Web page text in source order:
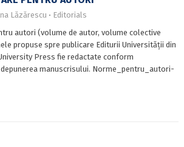
Lăzărescu
Editorials
autori (volume de autor, volume colective
propuse spre publicare Editurii Universității din
Press fie redactate conform
manuscrisului. Norme_pentru_autori-